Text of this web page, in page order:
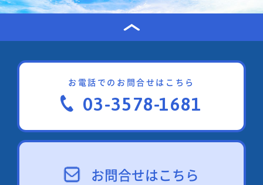
お電話でのお問合せはこちら
03-3578-1681
お問合せはこちら